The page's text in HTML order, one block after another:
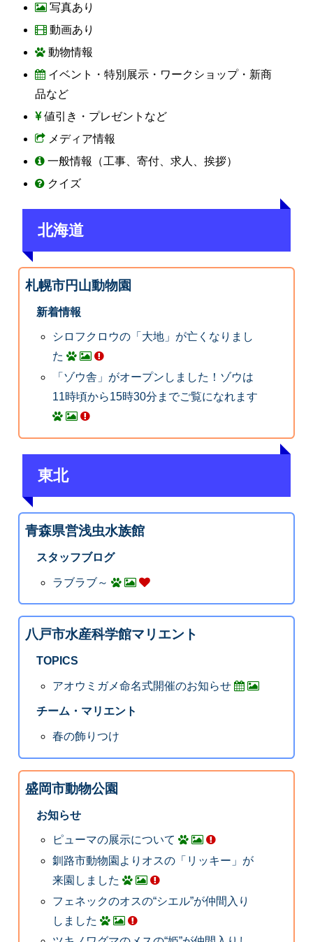
写真あり
動画あり
動物情報
イベント・特別展示・ワークショップ・新商
品など
値引き・プレゼントなど
メディア情報
一般情報（工事、寄付、求人、挨拶）
クイズ
北海道
札幌市円山動物園
新着情報
シロフクロウの「大地」が亡くなりまし
た
「ゾウ舎」がオープンしました！ゾウは
11時頃から15時30分までご覧になれます
東北
青森県営浅虫水族館
スタッフブログ
ラブラブ～
八戸市水産科学館マリエント
TOPICS
アオウミガメ命名式開催のお知らせ
チーム・マリエント
春の飾りつけ
盛岡市動物公園
お知らせ
ピューマの展示について
釧路市動物園よりオスの「リッキー」が
来園しました
フェネックのオスの“シエル”が仲間入り
しました